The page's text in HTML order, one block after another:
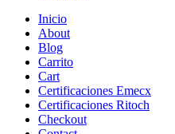
Inicio
About
Blog
Carrito
Cart
Certificaciones Emecx
Certificaciones Ritoch
Checkout